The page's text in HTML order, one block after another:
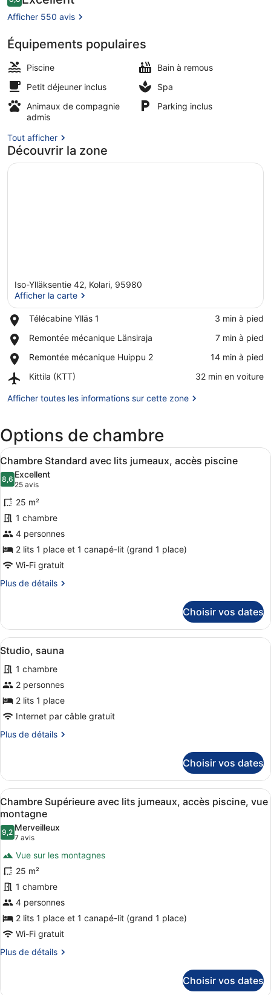
Piscine couverte
voyageurs
8,8 sur 10
Afficher 550 avis
Équipements populaires
Piscine
Bain à remous
Petit déjeuner inclus
Spa
Animaux de compagnie
admis
Parking inclus
Tout afficher
Découvrir la zone
Iso-Ylläksentie 42, Kolari, 95980
Afficher la carte
Télécabine Ylläs 1
Place,
Ylläs 1
‪3 min à pied‬
Remontée mécanique Länsiraja
Place,
mécanique
‪7 min à pied‬
Remontée mécanique Huippu 2
Place,
mécanique
‪14 min à pied‬
Kittila (KTT)
Airport,
(KTT)
‪32 min en voiture‬
Afficher toutes les informations sur cette zone
Options de chambre
Afficher
toutes
les
photos
pour
ce
type
de
chambre :
Chambre
lits
jumeaux,
accès
piscine
Une chambre avec deux lits, des
7
Chambre Standard avec lits jumeaux, accès piscine
8,68,6 sur 10
Excellent
25 avis
(25 avis)
25 m²
1 chambre
4 personnes
2 lits 1 place et 1 canapé-lit (grand 1 place)
Wi-Fi gratuit
Plus de détails
Plus
le
type
de
chambre
Chambre
Standard
avec
lits
jumeaux,
piscine
Choisir vos dates
Afficher
toutes
les
photos
pour
ce
de
sauna
Une chambre d’hôtel avec un
5
Studio, sauna
1 chambre
2 personnes
2 lits 1 place
Internet par câble gratuit
Plus de détails
Plus
le
type
de
chambre
Studio,
sauna
Choisir vos dates
Afficher
toutes
les
photos
pour
ce
type
de
chambre :
Chambre
Supérieure
avec
accès
Une chambre avec deux lits, des
7
Chambre Supérieure avec lits jumeaux, accès piscine, vue
montagne
9,29,2 sur 10
Merveilleux
7 avis
(7 avis)
Vue sur les montagnes
25 m²
1 chambre
4 personnes
2 lits 1 place et 1 canapé-lit (grand 1 place)
Wi-Fi gratuit
Plus de détails
Plus
Choisir vos dates